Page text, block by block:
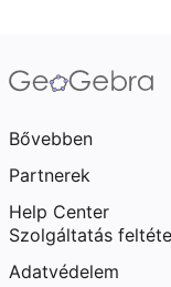
Bővebben
Partnerek
Help Center
Szolgáltatás
Adatvédelem